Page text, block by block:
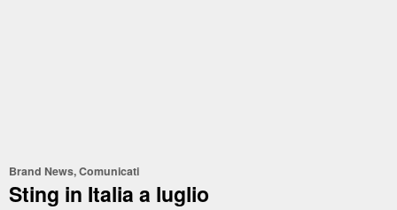
Brand News,Comunicati
Sting in Italia a luglio